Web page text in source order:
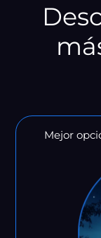
Mejor